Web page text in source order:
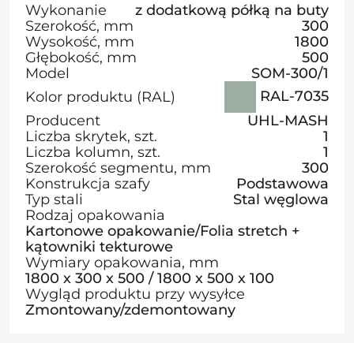
Wykonanie
z dodatkową półką na buty
Szerokość, mm
300
Wysokość, mm
1800
Głębokość, mm
500
Model
SOM-300/1
Kolor produktu (RAL)
RAL-7035
Producent
UHL-MASH
Liczba skrytek, szt.
1
Liczba kolumn, szt.
1
Szerokość segmentu, mm
300
Konstrukcja szafy
Podstawowa
Typ stali
Stal węglowa
Rodzaj opakowania
Kartonowe opakowanie/Folia stretch +
kątowniki tekturowe
Wymiary opakowania, mm
1800 х 300 х 500 / 1800 х 500 х 100
Wygląd produktu przy wysyłce
Zmontowany/zdemontowany